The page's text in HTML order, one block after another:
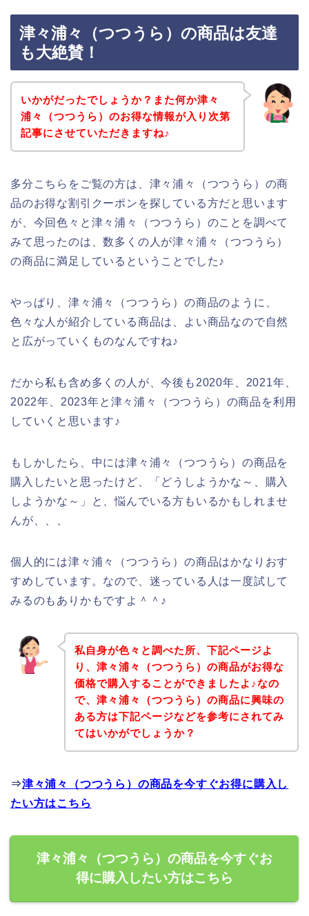
津々浦々（つつうら）の商品は友達
も大絶賛！
いかがだったでしょうか？また何か津々
浦々（つつうら）のお得な情報が入り次第
記事にさせていただきますね♪
多分こちらをご覧の方は、津々浦々（つつうら）の商
品のお得な割引クーポンを探している方だと思います
が、今回色々と津々浦々（つつうら）のことを調べて
みて思ったのは、数多くの人が津々浦々（つつうら）
の商品に満足しているということでした♪
やっぱり、津々浦々（つつうら）の商品のように、
色々な人が紹介している商品は、よい商品なので自然
と広がっていくものなんですね♪
だから私も含め多くの人が、今後も2020年、2021年、
2022年、2023年と津々浦々（つつうら）の商品を利用
していくと思います♪
もしかしたら、中には津々浦々（つつうら）の商品を
購入したいと思ったけど、「どうしようかな～、購入
しようかな～」と、悩んでいる方もいるかもしれませ
んが、、、
個人的には津々浦々（つつうら）の商品はかなりおす
すめしています。なので、迷っている人は一度試して
みるのもありかもですよ＾＾♪
私自身が色々と調べた所、下記ページよ
り、津々浦々（つつうら）の商品がお得な
価格で購入することができましたよ♪なの
で、津々浦々（つつうら）の商品に興味の
ある方は下記ページなどを参考にされてみ
てはいかがでしょうか？
⇒津々浦々（つつうら）の商品を今すぐお得に購入し
たい方はこちら
津々浦々（つつうら）の商品を今すぐお
得に購入したい方はこちら